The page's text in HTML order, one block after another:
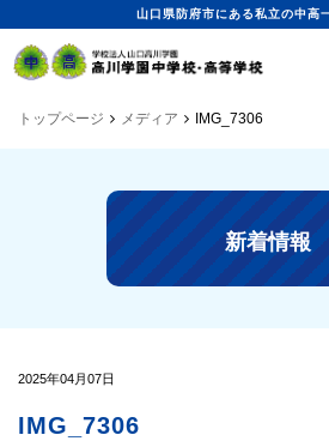
山口県防府市にある私立の中高
トップページ メディア IMG_7306
新着情報
2025年04月07日
IMG_7306